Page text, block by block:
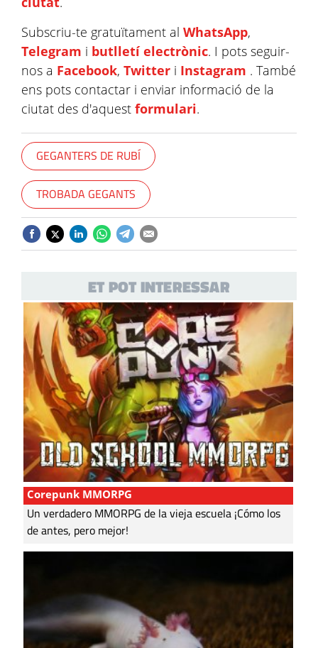
Subscriu-te gratuïtament al WhatsApp,
Telegram i butlletí electrònic. I pots seguir-
nos a Facebook, Twitter i Instagram . També
ens pots contactar i enviar informació de la
ciutat des d'aquest formulari.
GEGANTERS DE RUBÍ
TROBADA GEGANTS
ET POT INTERESSAR
Corepunk MMORPG
Un verdadero MMORPG de la vieja escuela ¡Cómo los
de antes, pero mejor!